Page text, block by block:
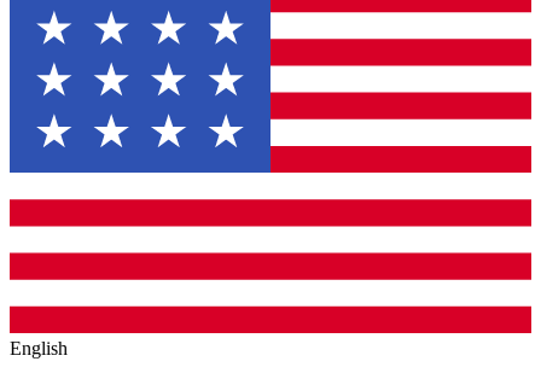
English